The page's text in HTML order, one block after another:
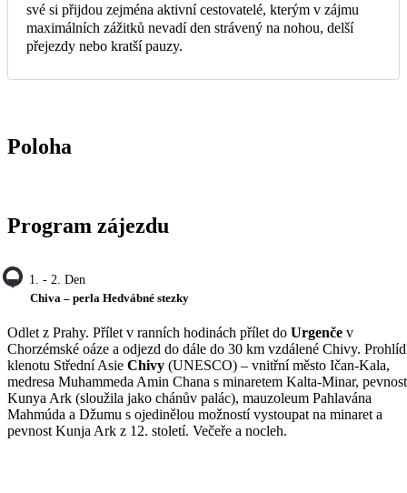
své si přijdou zejména aktivní cestovatelé, kterým v zájmu
maximálních zážitků nevadí den strávený na nohou, delší
přejezdy nebo kratší pauzy.
Poloha
Program zájezdu
1. - 2. Den
Chiva – perla Hedvábné stezky
Odlet z Prahy. Přílet v ranních hodinách přílet do Urgenče v
Chorzémské oáze a odjezd do dále do 30 km vzdálené Chivy.
klenotu Střední Asie Chivy (UNESCO) – vnitřní město Ičan-Kala,
medresa Muhammeda Amin Chana s minaretem Kalta-Minar, pevnost
Kunya Ark (sloužila jako chánův palác), mauzoleum Pahlavána
Mahmúda a Džumu s ojedinělou možností vystoupat na minaret a
pevnost Kunja Ark z 12. století. Večeře a nocleh.